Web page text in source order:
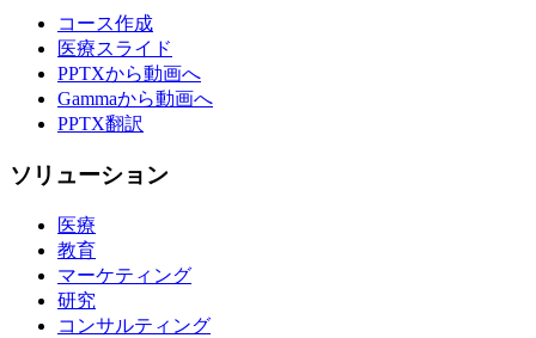
コース作成
医療スライド
PPTXから動画へ
Gammaから動画へ
PPTX翻訳
ソリューション
医療
教育
マーケティング
研究
コンサルティング